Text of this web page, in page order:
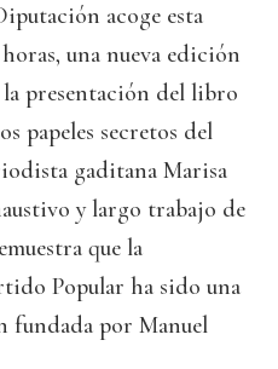
acoge esta
una nueva edición
presentación del libro
papeles secretos del
gaditana Marisa
y largo trabajo de
que la
Popular ha sido una
fundada por Manuel